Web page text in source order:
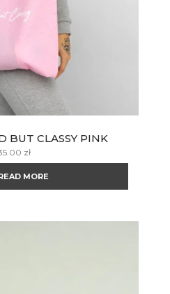
BUT CLASSY PINK
zł
MORE